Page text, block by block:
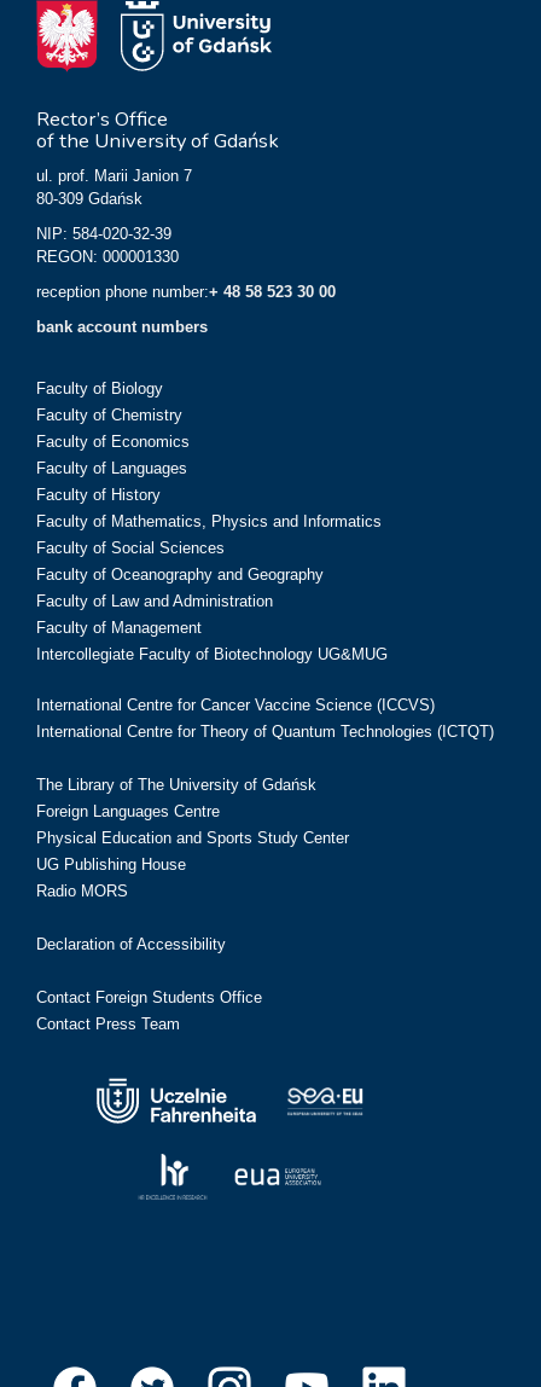
Rector’s Office
of the University of Gdańsk
ul. prof. Marii Janion 7
80-309 Gdańsk
NIP: 584-020-32-39
REGON: 000001330
reception phone number:+ 48 58 523 30 00
bank account numbers
Faculty of Biology
Faculty of Chemistry
Faculty of Economics
Faculty of Languages
Faculty of History
Faculty of Mathematics, Physics and Informatics
Faculty of Social Sciences
Faculty of Oceanography and Geography
Faculty of Law and Administration
Faculty of Management
Intercollegiate Faculty of Biotechnology UG&MUG
International Centre for Cancer Vaccine Science (ICCVS)
International Centre for Theory of Quantum Technologies (ICTQT)
The Library of The University of Gdańsk
Foreign Languages Centre
Physical Education and Sports Study Center
UG Publishing House
Radio MORS
Declaration of Accessibility
Contact Foreign Students Office
Contact Press Team